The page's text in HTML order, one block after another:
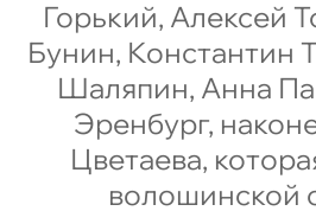
Горький, Алексей
Бунин, Константин
Шаляпин, Анна
Эренбург,
Цветаева,
волошинской